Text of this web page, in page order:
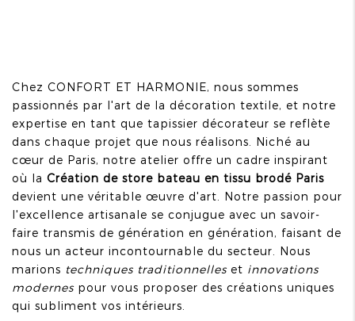
Chez CONFORT ET HARMONIE, nous sommes
passionnés par l'art de la décoration textile, et notre
expertise en tant que tapissier décorateur se reflète
dans chaque projet que nous réalisons. Niché au
cœur de Paris, notre atelier offre un cadre inspirant
où la Création de store bateau en tissu brodé Paris
devient une véritable œuvre d'art. Notre passion pour
l'excellence artisanale se conjugue avec un savoir-
faire transmis de génération en génération, faisant de
nous un acteur incontournable du secteur. Nous
marions techniques traditionnelleset innovations
modernespour vous proposer des créations uniques
qui subliment vos intérieurs.